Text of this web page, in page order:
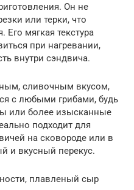
Он не
или терки, что
мягкая текстура
при нагревании,
внутри сэндвича.
сливочным вкусом,
с любыми грибами, будь
или более изысканные
подходит для
на сковороде или в
и вкусный перекус.
плавленый сыр